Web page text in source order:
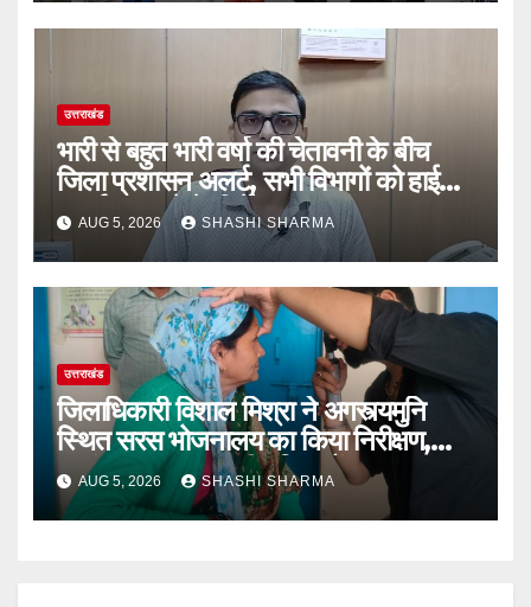
उत्तराखंड
भारी से बहुत भारी वर्षा की चेतावनी के बीच
जिला प्रशासन अलर्ट, सभी विभागों को हाई
अलर्ट पर रहने के निर्देश
AUG 5, 2026 SHASHI SHARMA
उत्तराखंड
जिलाधिकारी विशाल मिश्रा ने अगस्त्यमुनि
स्थित सरस भोजनालय का किया निरीक्षण,
स्वयं सहायता समूह की महिलाओं का बढ़ाया
उत्साह
AUG 5, 2026 SHASHI SHARMA